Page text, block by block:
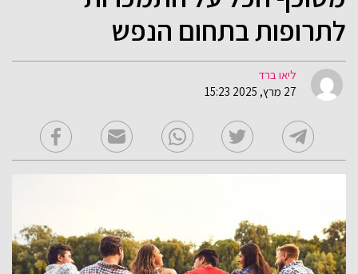
לתרופות בתחום הנפש
ליאו ברד
27 מרץ, 2025 15:23